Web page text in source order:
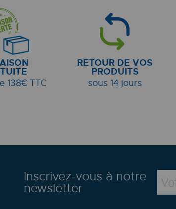
138€ TTC
RETOUR DE VOS
PRODUITS
sous 14 jours
Inscrivez-vous à notre
newsletter